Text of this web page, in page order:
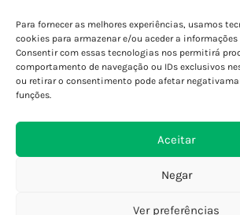
Para fornecer as melhores experiências, usamos
cookies para armazenar e/ou aceder a
Consentir com essas tecnologias nos permitirá
comportamento de navegação ou IDs exclusivos
ou retirar o consentimento pode afetar
funções.
Aceitar
Negar
Ver preferências
Termos e Condições
Perguntas Frequentes
Custos de Envio
Encomendas Internacionais
Devoluções e Trocas